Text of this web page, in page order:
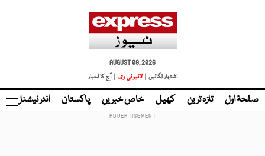
AUGUST 08, 2026
اشتہار لگائیں |
لائیو ٹی وی | آج کا اخبار
صفحۂ اول تازہ ترین کھیل خاص خبریں پاکستان انٹر نیشنل